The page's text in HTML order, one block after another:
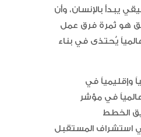
يبدأ بالإنسان، وأن
هو ثمرة فرق عمل
يُحتذى في بناء
وإقليمياً في
في مؤشر
الخطط
في استشراف المستقبل